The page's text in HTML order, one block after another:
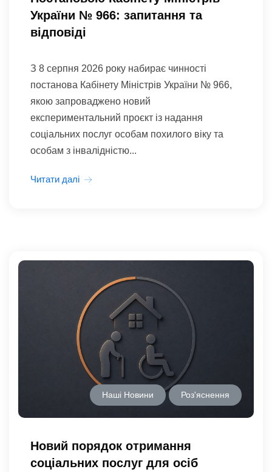
України № 966: запитання та
відповіді
З 8 серпня 2026 року набирає чинності
постанова Кабінету Міністрів України № 966,
якою запроваджено новий
експериментальний проєкт із надання
соціальних послуг особам похилого віку та
особам з інвалідністю...
Читати далі
Наші Новини Роз'яснення
Новий порядок отримання
соціальних послуг для осіб